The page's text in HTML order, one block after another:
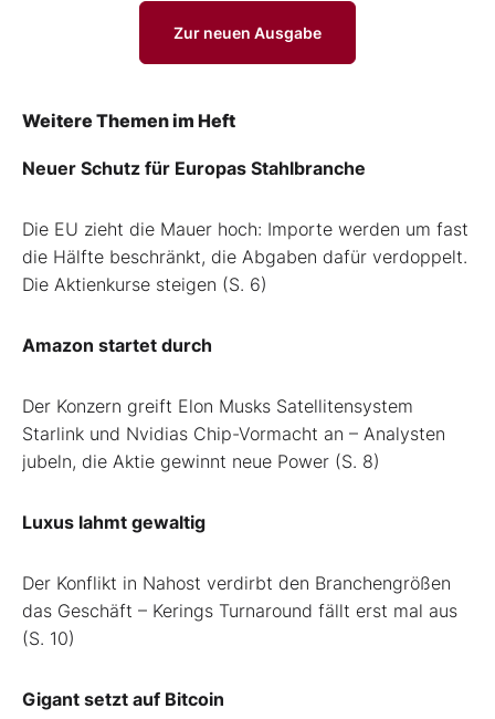
Zur neuen Ausgabe
Weitere Themen im Heft
Neuer Schutz für Europas Stahlbranche
Die EU zieht die Mauer hoch: Importe werden um fast
die Hälfte beschränkt, die Abgaben dafür verdoppelt.
Die Aktienkurse steigen (S. 6)
Amazon startet durch
Der Konzern greift Elon Musks Satellitensystem
Starlink und Nvidias Chip-Vormacht an – Analysten
jubeln, die Aktie gewinnt neue Power (S. 8)
Luxus lahmt gewaltig
Der Konflikt in Nahost verdirbt den Branchengrößen
das Geschäft – Kerings Turnaround fällt erst mal aus
(S. 10)
Gigant setzt auf Bitcoin